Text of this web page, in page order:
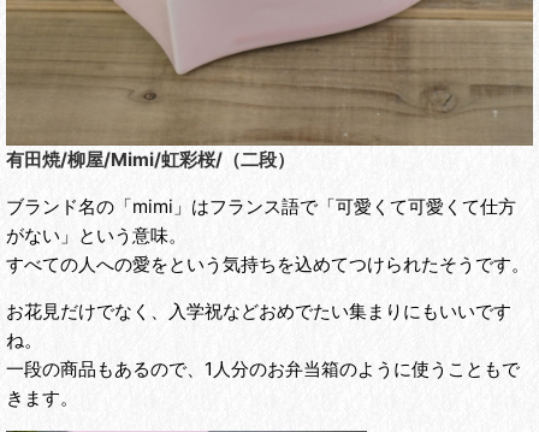
有田焼/柳屋/Mimi/虹彩桜/（二段）
ブランド名の「mimi」はフランス語で「可愛くて可愛くて仕方
がない」という意味。
すべての人への愛をという気持ちを込めてつけられたそうです。
お花見だけでなく、入学祝などおめでたい集まりにもいいです
ね。
一段の商品もあるので、1人分のお弁当箱のように使うこともで
きます。